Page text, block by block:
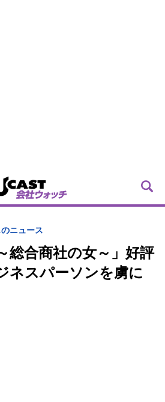
ニュース
総合商社の女～」好評
スパーソンを虜に